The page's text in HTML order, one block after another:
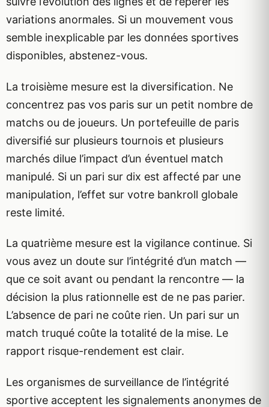
variations anormales. Si un mouvement vous
semble inexplicable par les données sportives
disponibles, abstenez-vous.
La troisième mesure est la diversification. Ne
concentrez pas vos paris sur un petit nombre de
matchs ou de joueurs. Un portefeuille de paris
diversifié sur plusieurs tournois et plusieurs
marchés dilue l’impact d’un éventuel match
manipulé. Si un pari sur dix est affecté par une
manipulation, l’effet sur votre bankroll globale
reste limité.
La quatrième mesure est la vigilance continue. Si
vous avez un doute sur l’intégrité d’un match —
que ce soit avant ou pendant la rencontre — la
décision la plus rationnelle est de ne pas parier.
L’absence de pari ne coûte rien. Un pari sur un
match truqué coûte la totalité de la mise. Le
rapport risque-rendement est clair.
Les organismes de surveillance de l’intégrité
sportive acceptent les signalements anonymes de